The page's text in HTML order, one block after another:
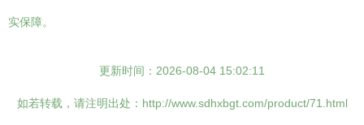
实保障。
更新时间：2026-08-04 15:02:11
如若转载，请注明出处：http://www.sdhxbgt.com/product/71.html